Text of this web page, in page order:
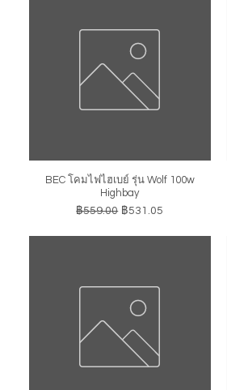
ดูข้อมูลด่วน
BEC โคมไฟไฮเบย์ รุ่น Wolf 100w
Highbay
ราคาปกติ
฿559.00 ราคาขายลด
฿531.05